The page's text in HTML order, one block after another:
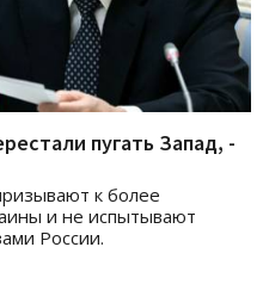
пугать Запад, -
к более
и не испытывают
России.